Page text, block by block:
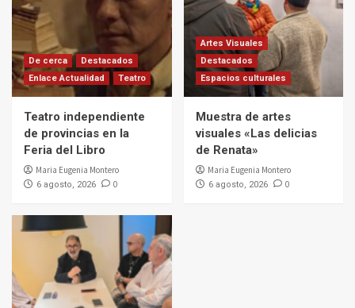
De cerca
Destacados
Enlace Actualidad
Teatro
Teatro independiente
de provincias en la
Feria del Libro
Maria Eugenia Montero
6 agosto, 2026 0
Artes Visuales
Destacados
Espacios culturales
Muestra de artes
visuales «Las delicias
de Renata»
Maria Eugenia Montero
6 agosto, 2026 0